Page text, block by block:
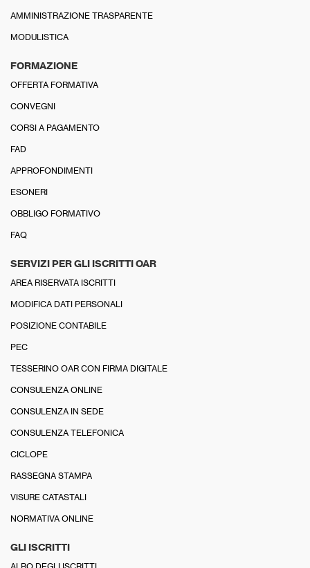
AMMINISTRAZIONE TRASPARENTE
MODULISTICA
FORMAZIONE
OFFERTA FORMATIVA
CONVEGNI
CORSI A PAGAMENTO
FAD
APPROFONDIMENTI
ESONERI
OBBLIGO FORMATIVO
FAQ
SERVIZI PER GLI ISCRITTI OAR
AREA RISERVATA ISCRITTI
MODIFICA DATI PERSONALI
POSIZIONE CONTABILE
PEC
TESSERINO OAR CON FIRMA DIGITALE
CONSULENZA ONLINE
CONSULENZA IN SEDE
CONSULENZA TELEFONICA
CICLOPE
RASSEGNA STAMPA
VISURE CATASTALI
NORMATIVA ONLINE
GLI ISCRITTI